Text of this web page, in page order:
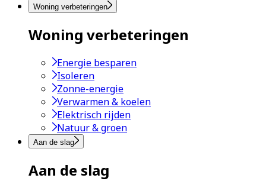
Woning verbeteringen
Woning verbeteringen
Energie besparen
Isoleren
Zonne-energie
Verwarmen & koelen
Elektrisch rijden
Natuur & groen
Aan de slag
Aan de slag